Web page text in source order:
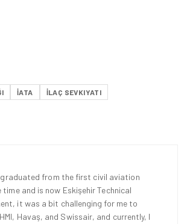
IATA ILAÇ SEVKIYATI
I graduated from the first civil aviation
and is now Eskişehir Technical
it was a bit challenging for me to
Havaş, and Swissair, and currently, I